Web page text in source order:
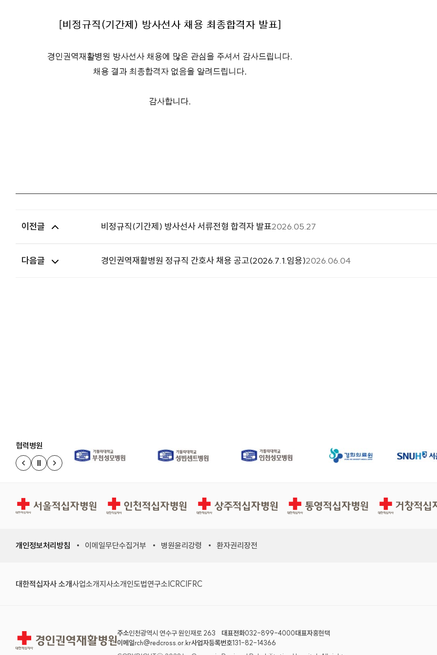
이전글 비정규직(기간제) 방사선사 서류전형 합격자 발표2026.05.27
다음글 경인권역재활병원 정규직 간호사 채용 공고(2026.7.1.임용)2026.06.04
협력병원
이전 슬라이드
정지
다음 슬라이드
경인권역재활병원 인천적십자병원 상주적십자병원 통영적십자병원 거창적십자병원
개인정보처리방침 이메일무단수집거부 병원윤리강령 환자권리장전
대한적십자사 소개사업소개지사소개 인도법연구소 ICRC IFRC
경인권역재활병원 주소인천광역시 연수구 원인재로 263 대표전화032-899-4000대표자홍현택
이메일rch@redcross.or.kr사업자등록번호131-82-14366